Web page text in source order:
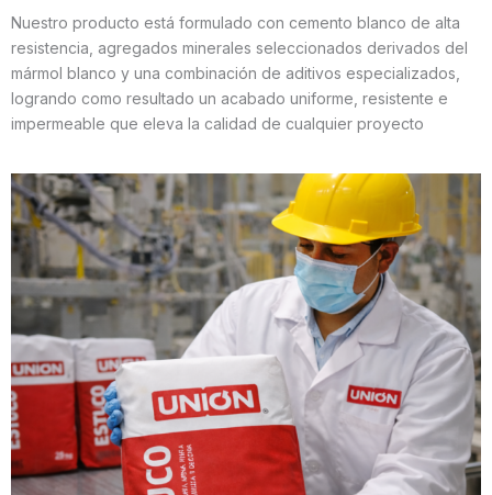
Nuestro producto está formulado con cemento blanco de alta
resistencia, agregados minerales seleccionados derivados del
mármol blanco y una combinación de aditivos especializados,
logrando como resultado un acabado uniforme, resistente e
impermeable que eleva la calidad de cualquier proyecto